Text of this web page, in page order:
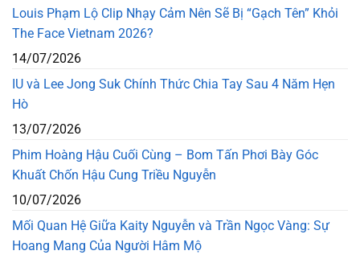
Louis Phạm Lộ Clip Nhạy Cảm Nên Sẽ Bị “Gạch Tên” Khỏi
The Face Vietnam 2026?
14/07/2026
IU và Lee Jong Suk Chính Thức Chia Tay Sau 4 Năm Hẹn
Hò
13/07/2026
Phim Hoàng Hậu Cuối Cùng – Bom Tấn Phơi Bày Góc
Khuất Chốn Hậu Cung Triều Nguyễn
10/07/2026
Mối Quan Hệ Giữa Kaity Nguyễn và Trần Ngọc Vàng: Sự
Hoang Mang Của Người Hâm Mộ